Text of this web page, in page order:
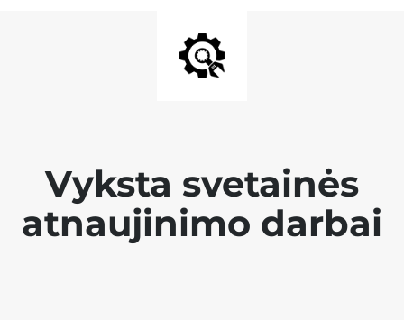
Vyksta svetainės
atnaujinimo darbai